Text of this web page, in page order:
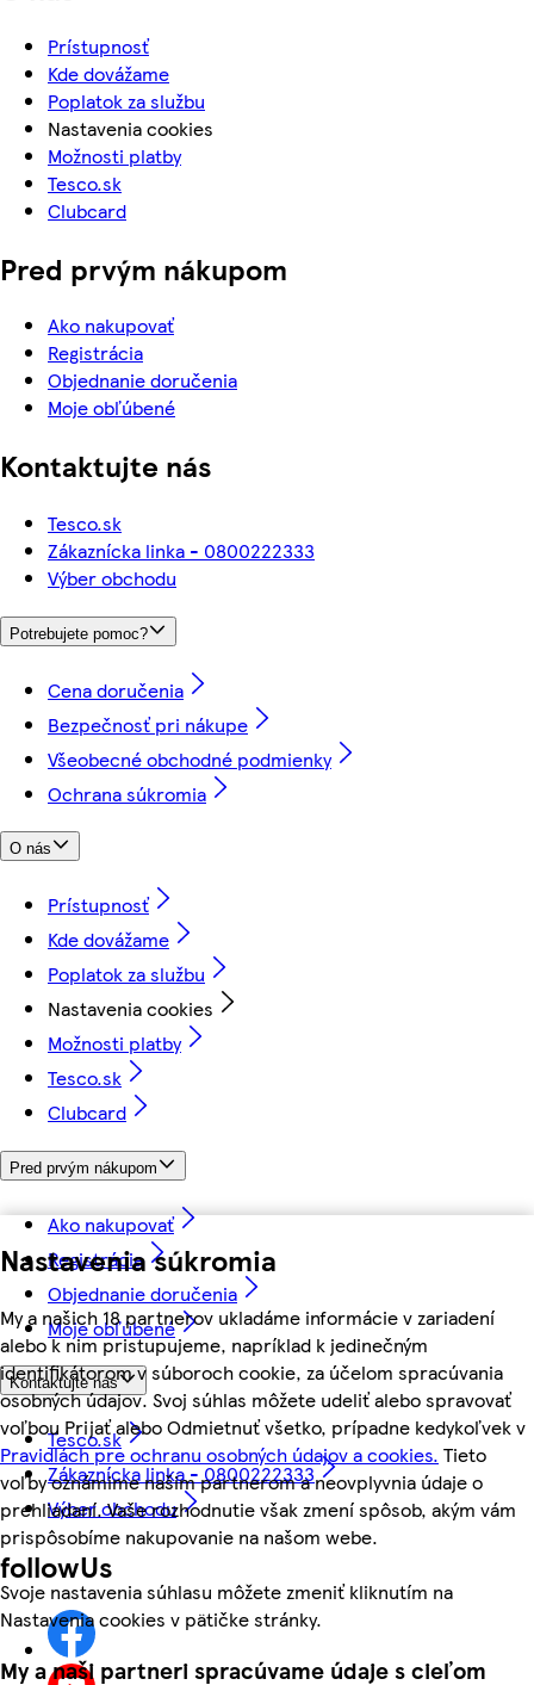
Nastavenia súkromia
My a našich 18 partnerov ukladáme informácie v zariadení
alebo k nim pristupujeme, napríklad k jedinečným
identifikátorom v súboroch cookie, za účelom spracúvania
osobných údajov. Svoj súhlas môžete udeliť alebo spravovať
voľbou Prijať alebo Odmietnuť všetko, prípadne kedykoľvek v
Pravidlách pre ochranu osobných údajov a cookies. Tieto
voľby oznámime našim partnerom a neovplyvnia údaje o
prehliadaní. Vaše rozhodnutie však zmení spôsob, akým vám
prispôsobíme nakupovanie na našom webe.
Svoje nastavenia súhlasu môžete zmeniť kliknutím na
Nastavenia cookies v pätičke stránky.
My a naši partneri spracúvame údaje s cieľom
Prístupnosť
Kde dovážame
Poplatok za službu
Nastavenia cookies
Možnosti platby
Tesco.sk
Clubcard
Pred prvým nákupom
Ako nakupovať
Registrácia
Objednanie doručenia
Moje obľúbené
Kontaktujte nás
Tesco.sk
Zákaznícka linka - 0800222333
Výber obchodu
Potrebujete pomoc?
Cena doručenia
Bezpečnosť pri nákupe
Všeobecné obchodné podmienky
Ochrana súkromia
O nás
Prístupnosť
Kde dovážame
Poplatok za službu
Nastavenia cookies
Možnosti platby
Tesco.sk
Clubcard
Pred prvým nákupom
Ako nakupovať
Registrácia
Objednanie doručenia
Moje obľúbené
Kontaktujte nás
Tesco.sk
Zákaznícka linka - 0800222333
Výber obchodu
followUs